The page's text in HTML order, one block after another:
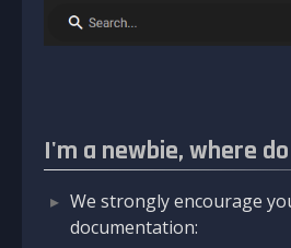
I'm a newbie, where
We strongly encourage
documentation: